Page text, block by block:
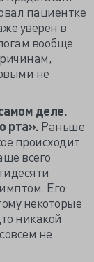
пациентке
уверен в
вообще
не
деле.
рта». Раньше
происходит.
всего
Его
некоторые
никакой
не